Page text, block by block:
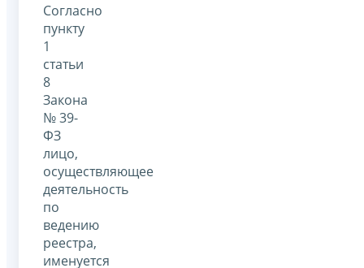
Согласно
пункту
1
статьи
8
Закона
№ 39-
ФЗ
лицо,
осуществляющее
деятельность
по
ведению
реестра,
именуется